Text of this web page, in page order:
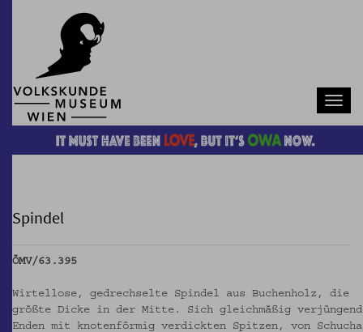
Spindel
ÖMV/63.395
Wirtellose, gedrechselte Spindel aus Buchenholz, die
größte Dicke in der Mitte. Sich gleichmäßig
Enden mit knotenförmig verdickten Spitzen, von